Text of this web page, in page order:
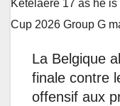
La Belgique
finale contre
offensif aux